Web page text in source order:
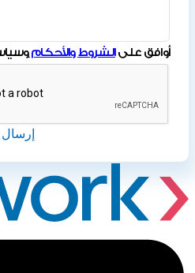
أوافق علىالشروط والأحكام
إرسال